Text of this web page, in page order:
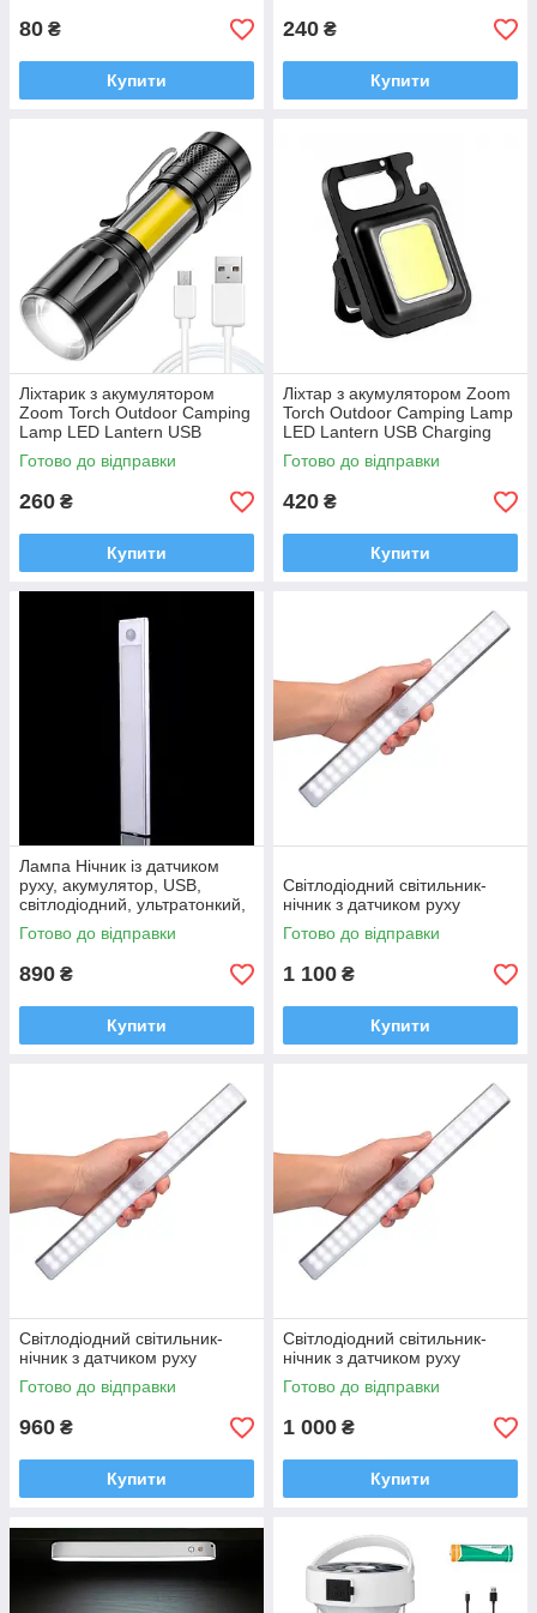
80 ₴
Купити
240 ₴
Купити
Ліхтарик з акумулятором
Zoom Torch Outdoor Camping
Lamp LED Lantern USB
Charging Tactical Flash
Готово до відправки
260 ₴
Купити
Ліхтар з акумулятором Zoom
Torch Outdoor Camping Lamp
LED Lantern USB Charging
Tactical Flash
Готово до відправки
420 ₴
Купити
Лампа Нічник із датчиком
руху, акумулятор, USB,
світлодіодний, ультратонкий,
сріблястий 30 см
Готово до відправки
890 ₴
Купити
Світлодіодний світильник-
нічник з датчиком руху
Готово до відправки
1 100 ₴
Купити
Світлодіодний світильник-
нічник з датчиком руху
Готово до відправки
960 ₴
Купити
Світлодіодний світильник-
нічник з датчиком руху
Готово до відправки
1 000 ₴
Купити